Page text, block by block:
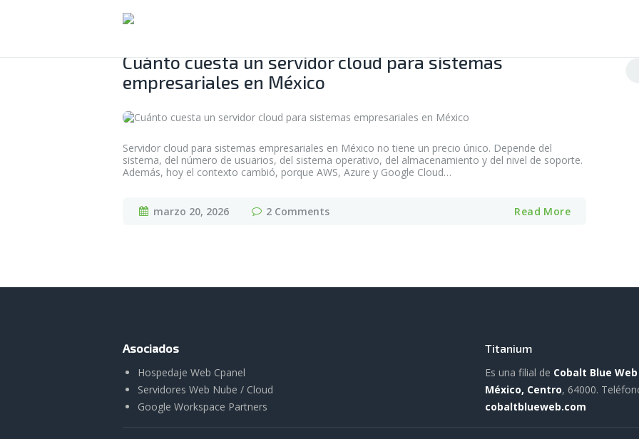
Cuánto cuesta un servidor cloud para sistemas
empresariales en México
Servidor cloud para sistemas empresariales en México no tiene un precio único. Depende del
sistema, del número de usuarios, del sistema operativo, del almacenamiento y del nivel de soporte.
Además, hoy el contexto cambió, porque AWS, Azure y Google Cloud…
marzo 20, 2026 2 Comments Read More
Asociados
Hospedaje Web Cpanel
Servidores Web Nube / Cloud
Google Workspace Partners
Titanium
Es una filial de Cobalt Blue Web
México, Centro, 64000.
cobaltblueweb.com